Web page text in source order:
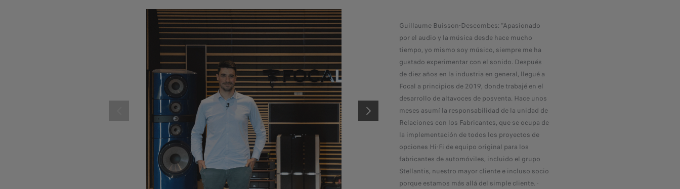
ANTERIOR SIGUIENTE
Guillaume Buisson-Descombes: “Apasionado
por el audio y la música desde hace mucho
tiempo, yo mismo soy músico, siempre me ha
gustado experimentar con el sonido. Después
de diez años en la industria en general, llegué a
Focal a principios de 2019, donde trabajé en el
desarrollo de altavoces de posventa. Hace unos
meses asumí la responsabilidad de la unidad de
Relaciones con los Fabricantes, que se ocupa de
la implementación de todos los proyectos de
opciones Hi-Fi de equipo original para los
fabricantes de automóviles, incluido el grupo
Stellantis, nuestro mayor cliente e incluso socio
porque estamos más allá del simple cliente. -